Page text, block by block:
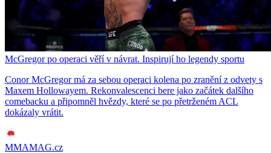
McGregor po operaci věří v návrat. Inspirují ho legendy sportu
Conor McGregor má za sebou operaci kolena po zranění z odvety s
Maxem Hollowayem. Rekonvalescenci bere jako začátek dalšího
comebacku a připomněl hvězdy, které se po přetrženém ACL
dokázaly vrátit.
MMAMAG.cz